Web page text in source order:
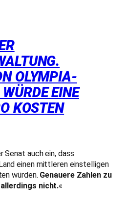
OLYMPIA-
EINE
KOSTEN
Senat auch ein, dass
einen mittleren einstelligen
würden. Genauere Zahlen zu
nicht.«